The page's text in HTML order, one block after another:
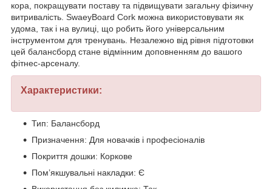
кора, покращувати поставу та підвищувати загальну фізичну
витривалість. SwaeyBoard Cork можна використовувати як
удома, так і на вулиці, що робить його універсальним
інструментом для тренувань. Незалежно від рівня підготовки
цей балансборд стане відмінним доповненням до вашого
фітнес-арсеналу.
Характеристики:
Тип: Балансборд
Призначення: Для новачків і професіоналів
Покриття дошки: Коркове
Пом’якшувальні накладки: Є